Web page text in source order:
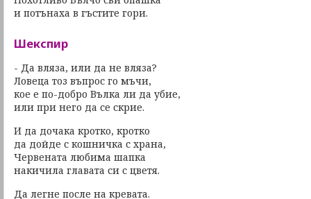
и потънаха в гъстите гори.
Шекспир
- Да вляза, или да не вляза?
Ловеца тоз въпрос го мъчи,
кое е по-добро Вълка ли да убие,
или при него да се скрие.
И да дочака кротко, кротко
да дойде с кошничка с храна,
Червената любима шапка
накичила главата си с цветя.
Да легне после на кревата.